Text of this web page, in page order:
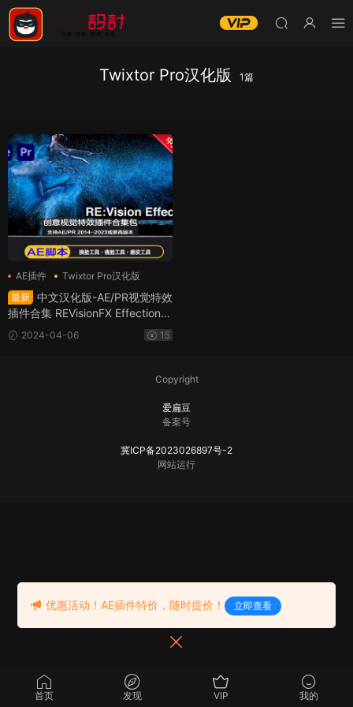
Twixtor Pro汉化版 1篇
AE插件
Twixtor Pro汉化版
插件合集
最新 中文汉化版-AE/PR视觉特效
插件合集 REVisionFX Effections
Plus v23.08 Win和英文MAC一键
安装（含Twixtor/Flicker/RSMB
2024-04-06 15
Copyright
爱扁豆
备案号
冀ICP备2023026897号-2
网站运行
首页 发现 VIP 我的
优惠活动！AE插件特价，随时提价！ 立即查看